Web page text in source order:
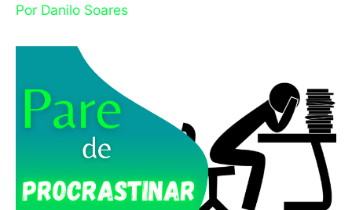
Por Danilo Soares